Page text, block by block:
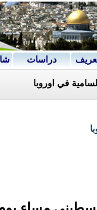
دراسات
في اوروبا